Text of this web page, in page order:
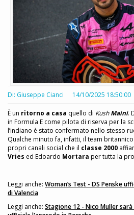
Di: Giuseppe Cianci 14/10/2025 18:50:00
È un ritorno a casa quello di KushMaini.
in Formula E come pilota di riserva per la
l’indiano è stato confermato nello stesso
Qualche minuto fa, infatti, il team
propri canali social che il classe 2000
Vries ed Edoardo Mortara per tutta la
Leggi anche: Woman’s Test - DS Penske
di Valencia
Leggi anche: Stagione 12 - Nico Muller